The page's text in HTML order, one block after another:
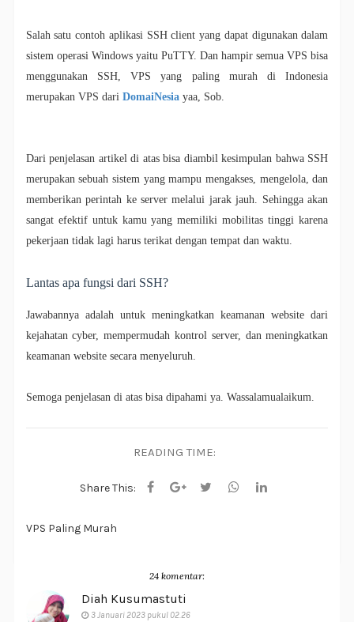
Salah satu contoh aplikasi SSH client yang dapat digunakan dalam
sistem operasi Windows yaitu PuTTY. Dan hampir semua VPS bisa
menggunakan SSH, VPS yang paling murah di Indonesia
merupakan VPS dari DomaiNesiayaa, Sob.
Dari penjelasan artikel di atas bisa diambil kesimpulan bahwa SSH
merupakan sebuah sistem yang mampu mengakses, mengelola, dan
memberikan perintah ke server melalui jarak jauh. Sehingga akan
sangat efektif untuk kamu yang memiliki mobilitas tinggi karena
pekerjaan tidak lagi harus terikat dengan tempat dan waktu.
Lantas apa fungsi dari SSH?
Jawabannya adalah untuk meningkatkan keamanan website dari
kejahatan cyber, mempermudah kontrol server, dan meningkatkan
keamanan website secara menyeluruh.
Semoga penjelasan di atas bisa dipahami ya. Wassalamualaikum.
READING TIME:
Share This:
VPS Paling Murah
24 komentar:
Diah Kusumastuti
3 Januari 2023 pukul 02.26